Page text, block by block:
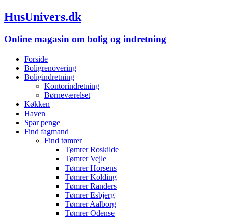
HusUnivers.dk
Online magasin om bolig og indretning
Forside
Boligrenovering
Boligindretning
Kontorindretning
Børneværelset
Køkken
Haven
Spar penge
Find fagmand
Find tømrer
Tømrer Roskilde
Tømrer Vejle
Tømrer Horsens
Tømrer Kolding
Tømrer Randers
Tømrer Esbjerg
Tømrer Aalborg
Tømrer Odense